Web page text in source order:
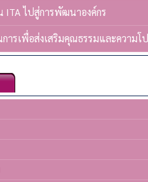
ITA ไปสู่การพัฒนาองค์กร
ารเพื่อส่งเสริมคุณธรรมและความ